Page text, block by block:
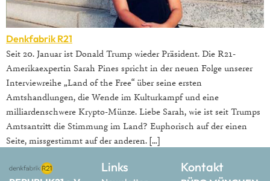
Denkfabrik R21
Seit 20. Januar ist Donald Trump wieder Präsident. Die R21-
Amerikaexpertin Sarah Pines spricht in der neuen Folge unserer
Interviewreihe „Land of the Free“ über seine ersten
Amtshandlungen, die Wende im Kulturkampf und eine
milliardenschwere Krypto-Münze. Liebe Sarah, wie ist seit Trumps
Amtsantritt die Stimmung im Land? Euphorisch auf der einen
Seite, missgestimmt auf der anderen. […]
Links Kontakt